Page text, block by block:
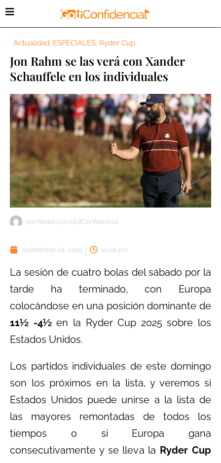
Actualidad, ESPECIALES, Ryder Cup
Jon Rahm se las verá con Xander
Schauffele en los individuales
por Redacción GolfConfidencial
septiembre 28, 2025 12:08 pm
La sesión de cuatro bolas del sábado por la
tarde ha terminado, con Europa
colocándose en una posición dominante de
11½ -4½en la Ryder Cup 2025 sobre los
Estados Unidos.
Los partidos individuales de este domingo
son los próximos en la lista, y veremos si
Estados Unidos puede unirse a la lista de
las mayores remontadas de todos los
tiempos o si Europa gana
consecutivamente y se lleva la Ryder Cup